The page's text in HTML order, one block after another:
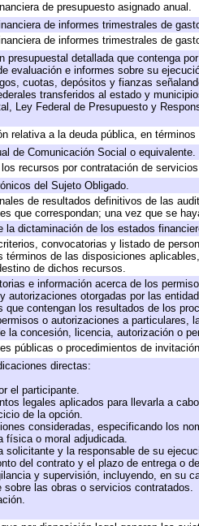
de presupuesto asignado anual.
de informes trimestrales de
de informes trimestrales de
presupuestal detallada que contenga
evaluación e informes sobre su
cuotas, depósitos y fianzas
transferidos al estado y
Ley Federal de Presupuesto y
relativa a la deuda pública, en
de Comunicación Social o equivalente.
recursos por contratación de
del Sujeto Obligado.
de resultados definitivos de las
que correspondan; una vez que se
la dictaminación de los estados
convocatorias y listado de
términos de las disposiciones
de dichos recursos.
e información acerca de los
autorizaciones otorgadas por las
que contengan los resultados de los
o autorizaciones a particulares,
la concesión, licencia, autorización o
públicas o procedimientos de
directas:
el participante.
legales aplicados para llevarla a
de la opción.
consideradas, especificando los
física o moral adjudicada.
solicitante y la responsable de su
del contrato y el plazo de entrega o
y supervisión, incluyendo, en su
las obras o servicios contratados.